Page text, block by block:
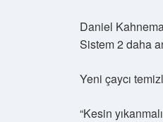
Daniel
Sistem 2 daha
Yeni çaycı
“Kesin